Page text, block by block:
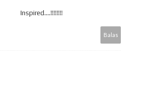
Inspired....!!!!!!!!
Balas